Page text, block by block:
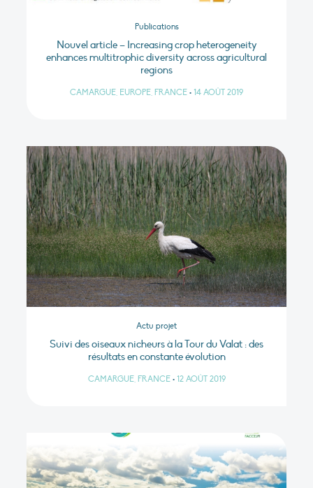
Publications
Nouvel article – Increasing crop heterogeneity
enhances multitrophic diversity across agricultural
regions
CAMARGUE, EUROPE, FRANCE • 14 AOÛT 2019
Actu projet
Suivi des oiseaux nicheurs à la Tour du Valat : des
résultats en constante évolution
CAMARGUE, FRANCE • 12 AOÛT 2019